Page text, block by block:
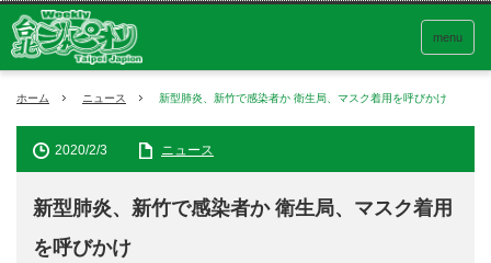
menu
ホーム ニュース 新型肺炎、新竹で感染者か 衛生局、マスク着用を呼びかけ
2020/2/3 ニュース
新型肺炎、新竹で感染者か 衛生局、マスク着用
を呼びかけ